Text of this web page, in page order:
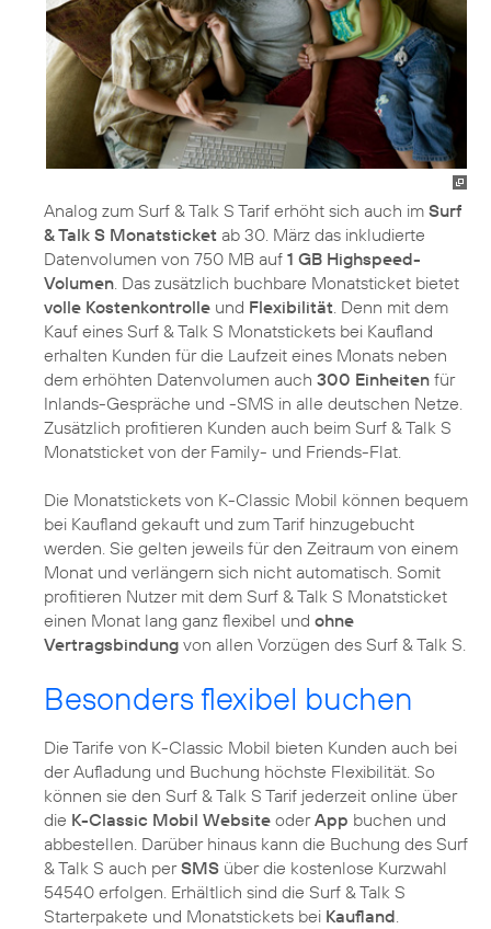
Analog zum Surf & Talk S Tarif erhöht sich auch im Surf
& Talk S Monatsticket ab 30. März das inkludierte
Datenvolumen von 750 MB auf 1 GB Highspeed-
Volumen. Das zusätzlich buchbare Monatsticket bietet
volle Kostenkontrolle und Flexibilität. Denn mit dem
Kauf eines Surf & Talk S Monatstickets bei Kaufland
erhalten Kunden für die Laufzeit eines Monats neben
dem erhöhten Datenvolumen auch 300 Einheiten für
Inlands-Gespräche und -SMS in alle deutschen Netze.
Zusätzlich profitieren Kunden auch beim Surf & Talk S
Monatsticket von der Family- und Friends-Flat.
Die Monatstickets von K-Classic Mobil können bequem
bei Kaufland gekauft und zum Tarif hinzugebucht
werden. Sie gelten jeweils für den Zeitraum von einem
Monat und verlängern sich nicht automatisch. Somit
profitieren Nutzer mit dem Surf & Talk S Monatsticket
einen Monat lang ganz flexibel und ohne
Vertragsbindung von allen Vorzügen des Surf & Talk S.
Besonders flexibel buchen
Die Tarife von K-Classic Mobil bieten Kunden auch bei
der Aufladung und Buchung höchste Flexibilität. So
können sie den Surf & Talk S Tarif jederzeit online über
die K-Classic Mobil Website oderApp buchen und
abbestellen. Darüber hinaus kann die Buchung des Surf
& Talk S auch perSMS über die kostenlose Kurzwahl
54540 erfolgen. Erhältlich sind die Surf & Talk S
Starterpakete und Monatstickets bei Kaufland.